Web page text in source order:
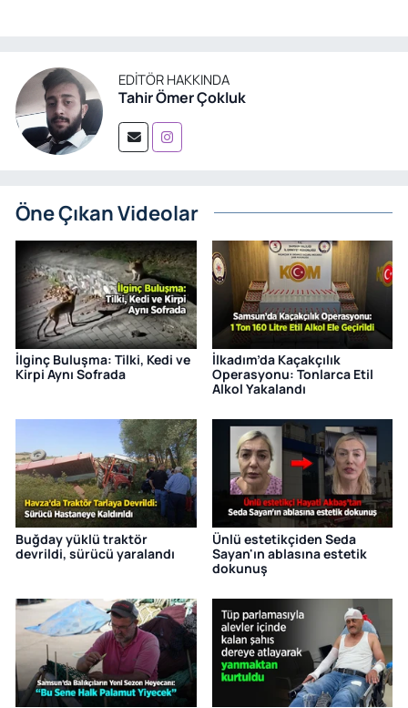
EDITÖR HAKKINDA
Tahir Ömer Çokluk
Öne Çıkan Videolar
İlginç Buluşma: Tilki, Kedi ve
Kirpi Aynı Sofrada
İlkadım’da Kaçakçılık
Operasyonu: Tonlarca Etil
Alkol Yakalandı
Buğday yüklü traktör
devrildi, sürücü yaralandı
Ünlü estetikçiden Seda
Sayan'ın ablasına estetik
dokunuş